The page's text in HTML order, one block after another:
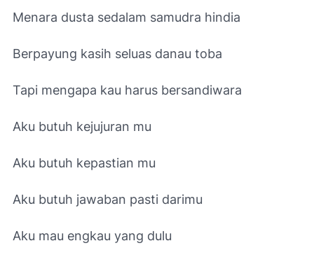
Menara dusta sedalam samudra hindia
Berpayung kasih seluas danau toba
Tapi mengapa kau harus bersandiwara
Aku butuh kejujuran mu
Aku butuh kepastian mu
Aku butuh jawaban pasti darimu
Aku mau engkau yang dulu